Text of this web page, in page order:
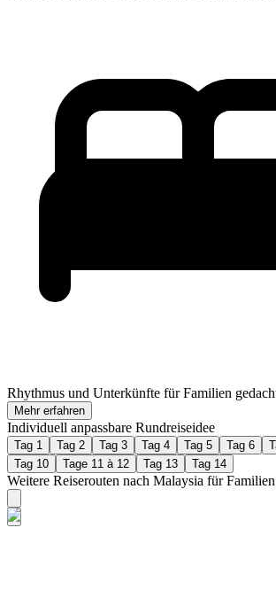
Rhythmus und Unterkünfte für Familien
Mehr erfahren
Individuell anpassbare Rundreiseidee
Tag 1 Tag 2 Tag 3 Tag 4 Tag 5 Tag 6
Tag 10
Tage 11 à 12 Tag 13 Tag 14
Weitere Reiserouten nach Malaysia für Familien